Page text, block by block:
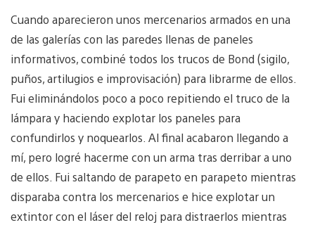
Cuando aparecieron unos mercenarios armados en una
de las galerías con las paredes llenas de paneles
informativos, combiné todos los trucos de Bond (sigilo,
puños, artilugios e improvisación) para librarme de ellos.
Fui eliminándolos poco a poco repitiendo el truco de la
lámpara y haciendo explotar los paneles para
confundirlos y noquearlos. Al final acabaron llegando a
mí, pero logré hacerme con un arma tras derribar a uno
de ellos. Fui saltando de parapeto en parapeto mientras
disparaba contra los mercenarios e hice explotar un
extintor con el láser del reloj para distraerlos mientras